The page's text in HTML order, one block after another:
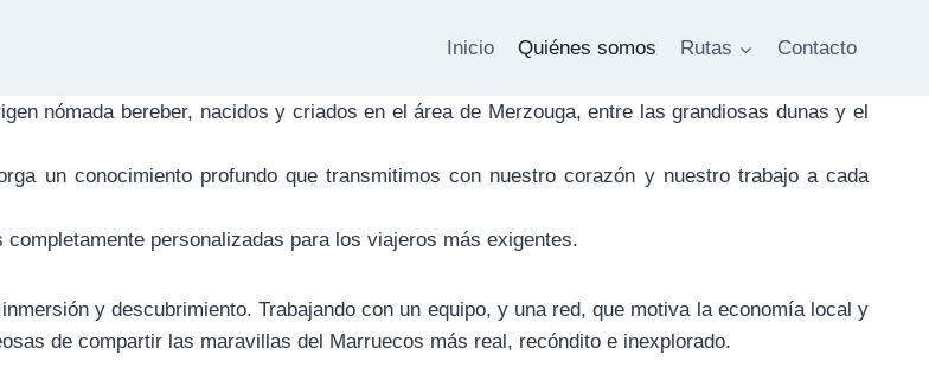
Inicio Quiénes somos Rutas Contacto
nómada bereber, nacidos y criados en el área de Merzouga, entre las grandiosas dunas y el
un conocimiento profundo que transmitimos con nuestro corazón y nuestro trabajo a cada
personalizadas para los viajeros más exigentes.
y descubrimiento. Trabajando con un equipo, y una red, que motiva la economía local y
de compartir las maravillas del Marruecos más real, recóndito e inexplorado.